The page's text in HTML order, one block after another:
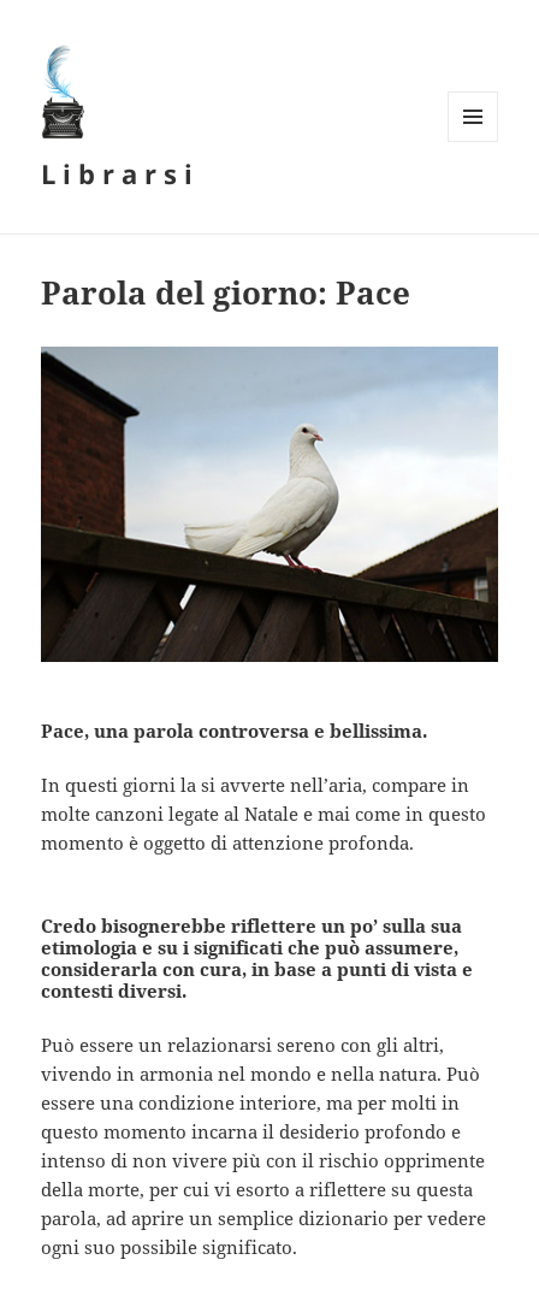
L i b r a r s i
Parola del giorno: Pace
Pace, una parola controversa e bellissima.
In questi giorni la si avverte nell’aria, compare in
molte canzoni legate al Natale e mai come in questo
momento è oggetto di attenzione profonda.
Credo bisognerebbe riflettere un po’ sulla sua
etimologia e su i significati che può assumere,
considerarla con cura, in base a punti di vista e
contesti diversi.
Può essere un relazionarsi sereno con gli altri,
vivendo in armonia nel mondo e nella natura. Può
essere una condizione interiore, ma per molti in
questo momento incarna il desiderio profondo e
intenso di non vivere più con il rischio opprimente
della morte, per cui vi esorto a riflettere su questa
parola, ad aprire un semplice dizionario per vedere
ogni suo possibile significato.